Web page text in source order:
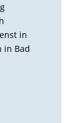
in
in Bad